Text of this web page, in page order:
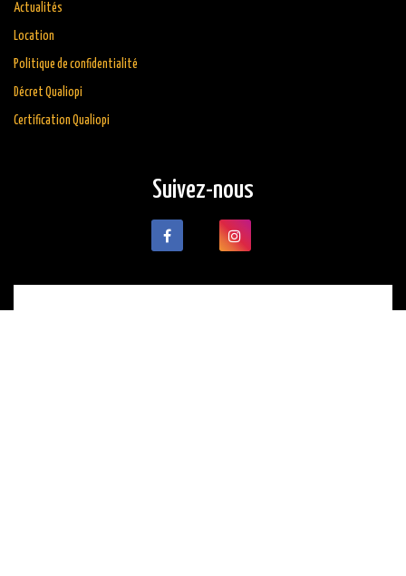
Actualités
Location
Politique de confidentialité
Décret Qualiopi
Certification Qualiopi
Suivez-nous